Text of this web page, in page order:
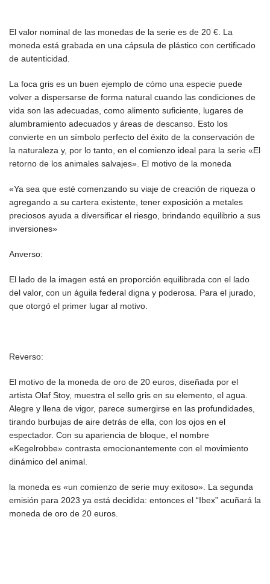
El valor nominal de las monedas de la serie es de 20 €. La
moneda está grabada en una cápsula de plástico con certificado
de autenticidad.
La foca gris es un buen ejemplo de cómo una especie puede
volver a dispersarse de forma natural cuando las condiciones de
vida son las adecuadas, como alimento suficiente, lugares de
alumbramiento adecuados y áreas de descanso. Esto los
convierte en un símbolo perfecto del éxito de la conservación de
la naturaleza y, por lo tanto, en el comienzo ideal para la serie «El
retorno de los animales salvajes». El motivo de la moneda
«Ya sea que esté comenzando su viaje de creación de riqueza o
agregando a su cartera existente, tener exposición a metales
preciosos ayuda a diversificar el riesgo, brindando equilibrio a sus
inversiones»
Anverso:
El lado de la imagen está en proporción equilibrada con el lado
del valor, con un águila federal digna y poderosa. Para el jurado,
que otorgó el primer lugar al motivo.
Reverso:
El motivo de la moneda de oro de 20 euros, diseñada por el
artista Olaf Stoy, muestra el sello gris en su elemento, el agua.
Alegre y llena de vigor, parece sumergirse en las profundidades,
tirando burbujas de aire detrás de ella, con los ojos en el
espectador. Con su apariencia de bloque, el nombre
«Kegelrobbe» contrasta emocionantemente con el movimiento
dinámico del animal.
la moneda es «un comienzo de serie muy exitoso». La segunda
emisión para 2023 ya está decidida: entonces el “Ibex” acuñará la
moneda de oro de 20 euros.